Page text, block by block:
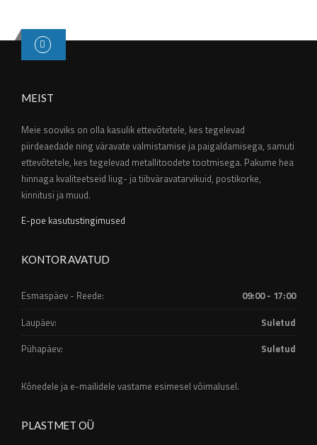
MEIST
Meie sooviks on olla kasulik ettevõtetele, kes tegelevad
piirdeaedade ning väravate valmistamise ja paigaldamisega, samuti
ettevõtetele, kes tegelevad metallitoodete tootmisega. Pakume hea
hinnaga kvaliteetseid liug- ja tiibväravatarvikuid, postikorke,
kinnitusi ja muud.
E-poe kasutustingimused
KONTOR AVATUD
Esmaspäev - Reede:
09:00 - 17:00
Laupäev:
Suletud
Pühapäev:
Suletud
Kõnedele ja e-mailidele vastame esimesel võimalusel.
PLASTMET OÜ